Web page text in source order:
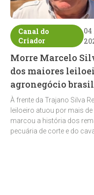
Canal do
Criador
04
Morre Marcelo
dos maiores
agronegócio
À frente da Trajano Silva
leiloeiro atuou por mais
marcou a história dos
pecuária de corte e do